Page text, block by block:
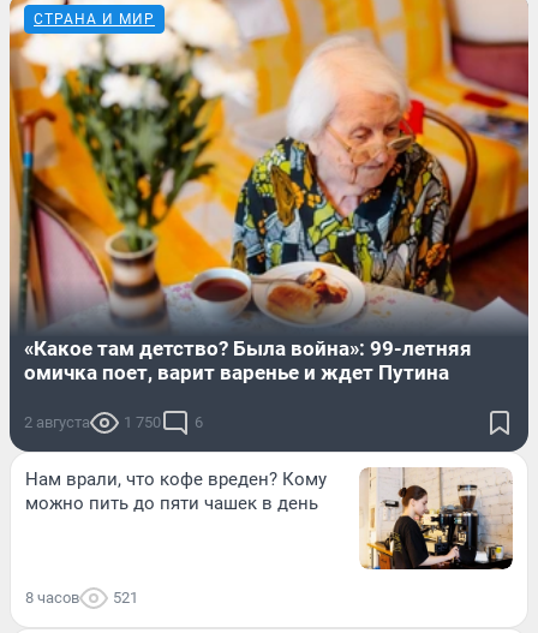
СТРАНА И МИР
«Какое там детство? Была война»: 99-летняя
омичка поет, варит варенье и ждет Путина
2 августа 1 750 6
Нам врали, что кофе вреден? Кому
можно пить до пяти чашек в день
8 часов 521